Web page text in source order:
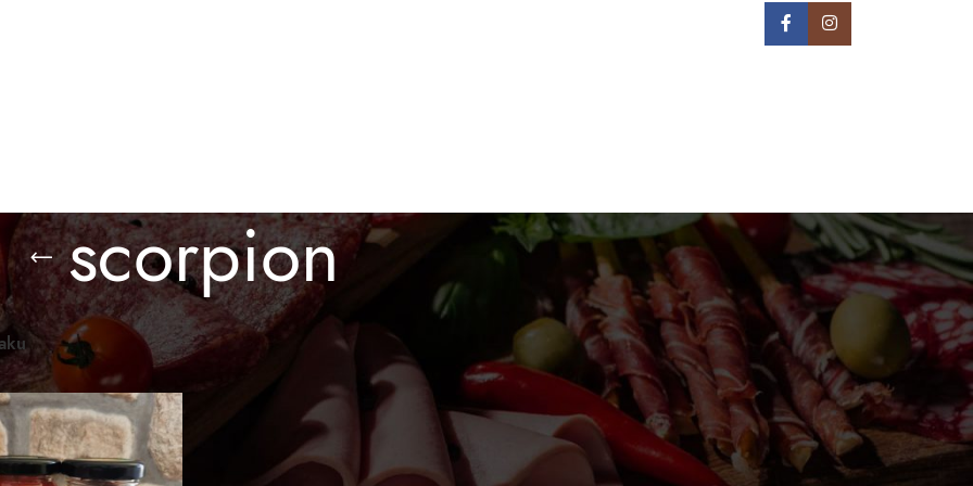
scorpion
proizvodi/ Proizvod označen „scorpion“
Prikaži 24 36